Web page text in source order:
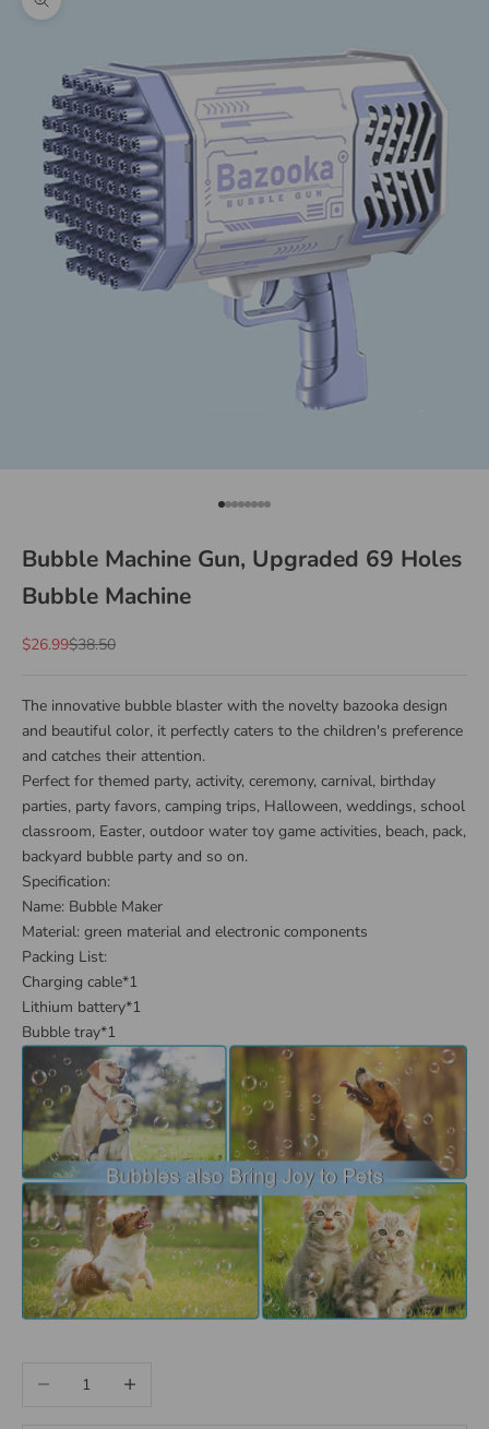
Zoom picture
Go to item 1
Go to item 2
Go to item 3
Go to item 4
Go to item 5
Go to item 6
Go to item 7
Go to item 8
Bubble Machine Gun, Upgraded 69 Holes
Bubble Machine
Sale price
$26.99Regular price
$38.50
The innovative bubble blaster with the novelty bazooka design
and beautiful color, it perfectly caters to the children's preference
and catches their attention.
Perfect for themed party, activity, ceremony, carnival, birthday
parties, party favors, camping trips, Halloween, weddings, school
classroom, Easter, outdoor water toy game activities, beach, pack,
backyard bubble party and so on.
Specification:
Name: Bubble Maker
Material: green material and electronic components
Packing List:
Charging cable*1
Lithium battery*1
Bubble tray*1
Decrease quantityIncrease quantity